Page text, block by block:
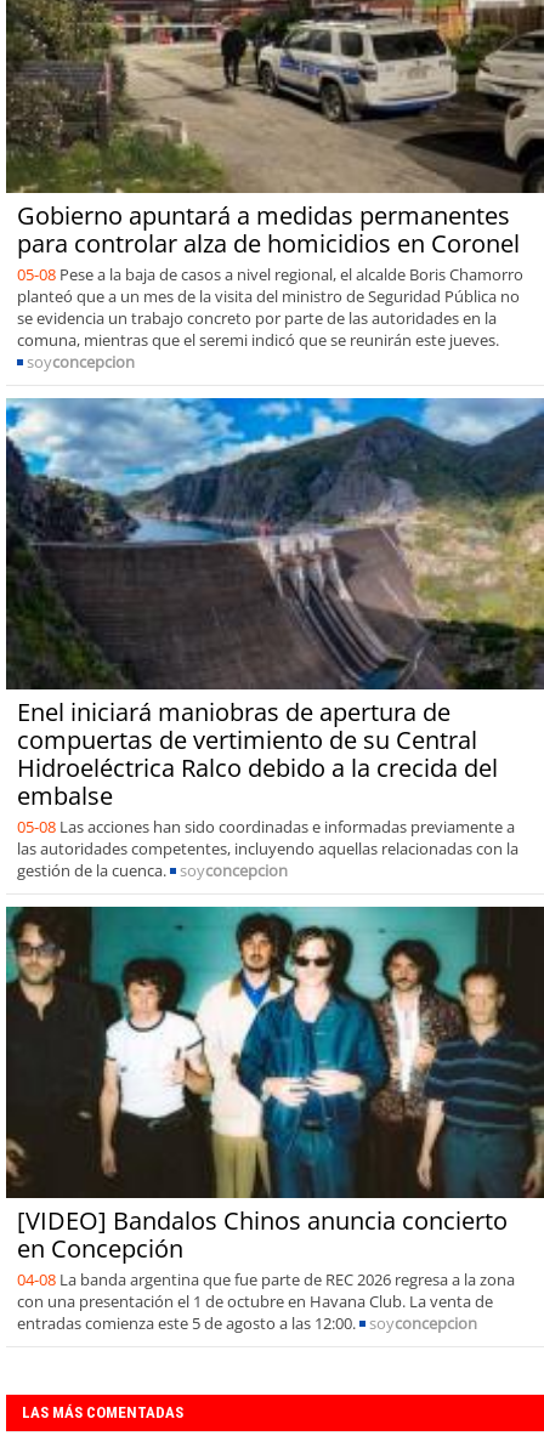
Gobierno apuntará a medidas permanentes
para controlar alza de homicidios en Coronel
05-08 Pese a la baja de casos a nivel regional, el alcalde Boris Chamorro
planteó que a un mes de la visita del ministro de Seguridad Pública no
se evidencia un trabajo concreto por parte de las autoridades en la
comuna, mientras que el seremi indicó que se reunirán este jueves.
soyconcepcion
Enel iniciará maniobras de apertura de
compuertas de vertimiento de su Central
Hidroeléctrica Ralco debido a la crecida del
embalse
05-08 Las acciones han sido coordinadas e informadas previamente a
las autoridades competentes, incluyendo aquellas relacionadas con la
gestión de la cuenca.
soyconcepcion
[VIDEO] Bandalos Chinos anuncia concierto
en Concepción
04-08 La banda argentina que fue parte de REC 2026 regresa a la zona
con una presentación el 1 de octubre en Havana Club. La venta de
entradas comienza este 5 de agosto a las 12:00.
soyconcepcion
LAS MÁS COMENTADAS